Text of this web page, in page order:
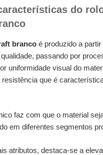
do
branco é produzido a partir
passando por
uniformidade visual do
que é
faz com que o material
em diferentes segmentos
atributos, destaca-se a